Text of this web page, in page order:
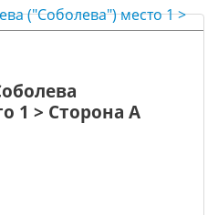
1 > Сторона А